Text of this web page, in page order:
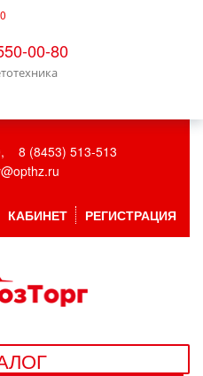
0
00-80
8 (8453) 513-513
КАБИНЕТ РЕГИСТРАЦИЯ